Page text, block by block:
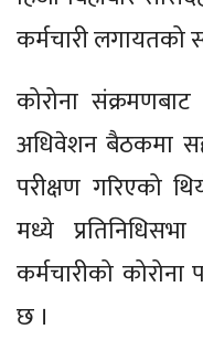
कर्मचारी लगायतको
कोरोना
अधिवेशन बैठकमा
परीक्षण गरिएको
मध्ये
कर्मचारीको
छ ।